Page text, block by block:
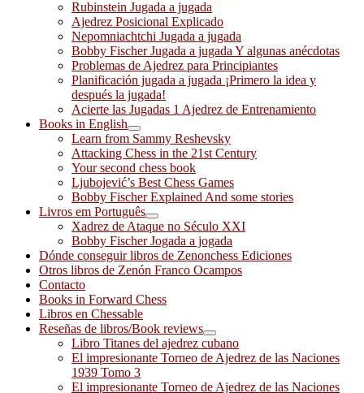
Rubinstein Jugada a jugada
Ajedrez Posicional Explicado
Nepomniachtchi Jugada a jugada
Bobby Fischer Jugada a jugada Y algunas anécdotas
Problemas de Ajedrez para Principiantes
Planificación jugada a jugada ¡Primero la idea y
después la jugada!
Acierte las Jugadas 1 Ajedrez de Entrenamiento
Books in English
Learn from Sammy Reshevsky
Attacking Chess in the 21st Century
Your second chess book
Ljubojević’s Best Chess Games
Bobby Fischer Explained And some stories
Livros em Português
Xadrez de Ataque no Século XXI
Bobby Fischer Jogada a jogada
Dónde conseguir libros de Zenonchess Ediciones
Otros libros de Zenón Franco Ocampos
Contacto
Books in Forward Chess
Libros en Chessable
Reseñas de libros/Book reviews
Libro Titanes del ajedrez cubano
El impresionante Torneo de Ajedrez de las Naciones
1939 Tomo 3
El impresionante Torneo de Ajedrez de las Naciones